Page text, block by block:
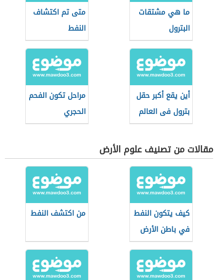
ما هي مشتقات
البترول
متى تم اكتشاف
النفط
أين يقع أكبر حقل
بترول فى العالم
مراحل تكون الفحم
الحجري
مقالات من تصنيف علوم الأرض
كيف يتكون النفط
في باطن الأرض
من اكتشف النفط